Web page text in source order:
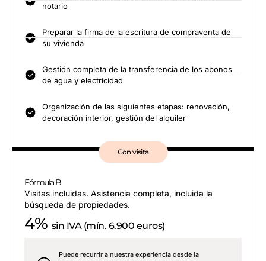
notario
Preparar la firma de la escritura de compraventa de
su vivienda
Gestión completa de la transferencia de los abonos
de agua y electricidad
Organización de las siguientes etapas: renovación,
decoración interior, gestión del alquiler
Con visita
Fórmula B
Visitas incluidas. Asistencia completa, incluida la
búsqueda de propiedades.
4% sin IVA (mín. 6.900 euros)
Puede recurrir a nuestra experiencia desde la